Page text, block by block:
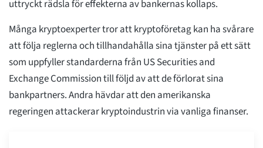
uttryckt rädsla för effekterna av bankernas kollaps.
Många kryptoexperter tror att kryptoföretag kan ha svårare
att följa reglerna och tillhandahålla sina tjänster på ett sätt
som uppfyller standarderna från US Securities and
Exchange Commission till följd av att de förlorat sina
bankpartners. Andra hävdar att den amerikanska
regeringen attackerar kryptoindustrin via vanliga finanser.